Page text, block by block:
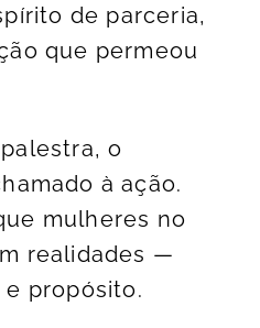
de parceria,
que permeou
o
à ação.
mulheres no
realidades —
propósito.